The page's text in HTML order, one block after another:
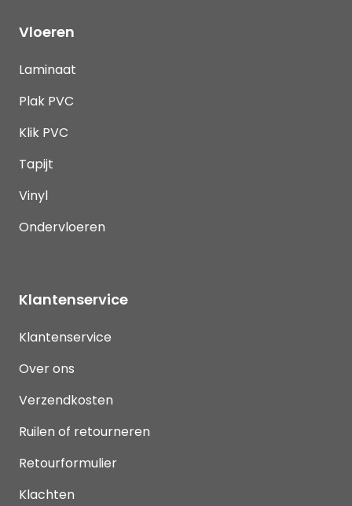
Vloeren
Laminaat
Plak PVC
Klik PVC
Tapijt
Vinyl
Ondervloeren
Klantenservice
Klantenservice
Over ons
Verzendkosten
Ruilen of retourneren
Retourformulier
Klachten